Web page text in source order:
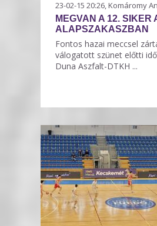
23-02-15 20:26, Komáromy
MEGVAN A 12. SIKER
ALAPSZAKASZBAN
Fontos hazai meccsel
válogatott szünet előtti
Duna Aszfalt-DTKH ...